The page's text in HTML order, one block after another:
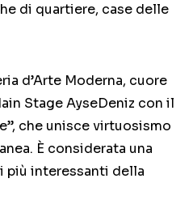
di quartiere, case delle
d’Arte Moderna, cuore
Stage AyseDeniz con il
che unisce virtuosismo
È considerata una
più interessanti della